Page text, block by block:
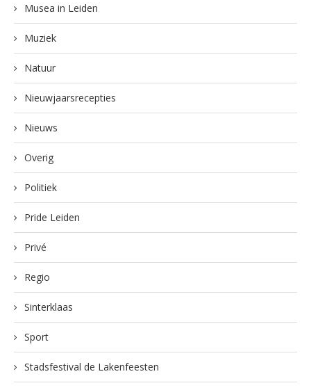
Musea in Leiden
Muziek
Natuur
Nieuwjaarsrecepties
Nieuws
Overig
Politiek
Pride Leiden
Privé
Regio
Sinterklaas
Sport
Stadsfestival de Lakenfeesten